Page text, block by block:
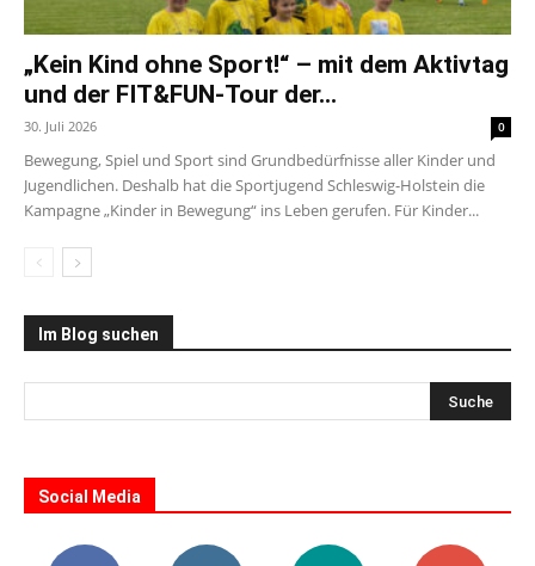
„Kein Kind ohne Sport!“ – mit dem Aktivtag
und der FIT&FUN-Tour der...
30. Juli 2026 0
Bewegung, Spiel und Sport sind Grundbedürfnisse aller Kinder und
Jugendlichen. Deshalb hat die Sportjugend Schleswig-Holstein die
Kampagne „Kinder in Bewegung“ ins Leben gerufen. Für Kinder...
Im Blog suchen
Social Media